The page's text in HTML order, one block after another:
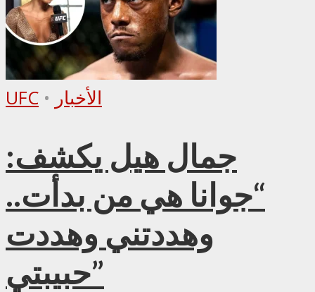
UFC • الأخبار
جمال هيل يكشف:
“جوانا هي من بدأت..
وهددتني وهددت
حبيبتي”